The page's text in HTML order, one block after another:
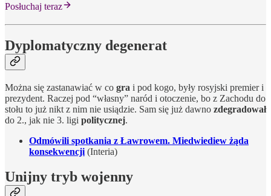
Posłuchaj teraz
Dyplomatyczny degenerat
Można się zastanawiać w co gra i pod kogo, były rosyjski premier i
prezydent. Raczej pod “własny” naród i otoczenie, bo z Zachodu do
stołu to już nikt z nim nie usiądzie. Sam się już dawno zdegradował
do 2., jak nie 3. ligi politycznej.
Odmówili spotkania z Ławrowem. Miedwiediew żąda
konsekwencji (Interia)
Unijny tryb wojenny